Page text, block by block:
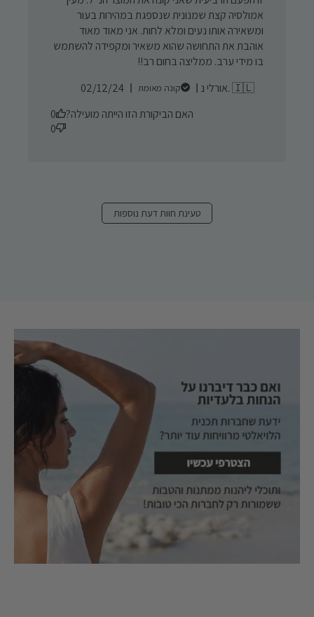
אמולסיה קצת שמנונית שנספגת במהירות בעור
ומשאירה אותו נעים ומלא לחות. אני מאוד מאוד
אוהבת את התחושה שהוא משאיר ומקפידה להשתמש
בו מידי ערב. ממליצה בחום רב!!
אורלי נ. 🇮🇱
קונה מאומתPublished
02/12/24
האם הביקורת הזו הייתה מועילה?
0
0
טעינת חוות דעת נוספות